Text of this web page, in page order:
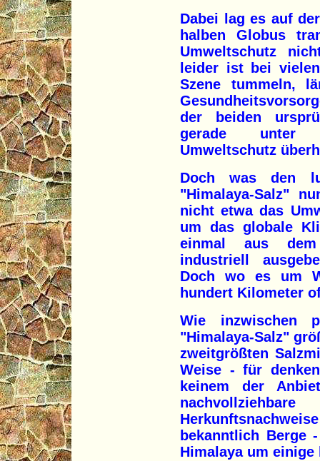
Dabei lag es auf
halben Globus
Umweltschutz
leider ist bei
Szene tummeln,
der beiden
gerade unter
Umweltschutz
Doch was den
"Himalaya-Salz"
nicht etwa das
um das globale
einmal aus
industriell
Doch wo es um
hundert Kilometer
Wie inzwischen
"Himalaya-Salz"
zweitgrößten
Weise - für
keinem der
bekanntlich Berge
Himalaya um